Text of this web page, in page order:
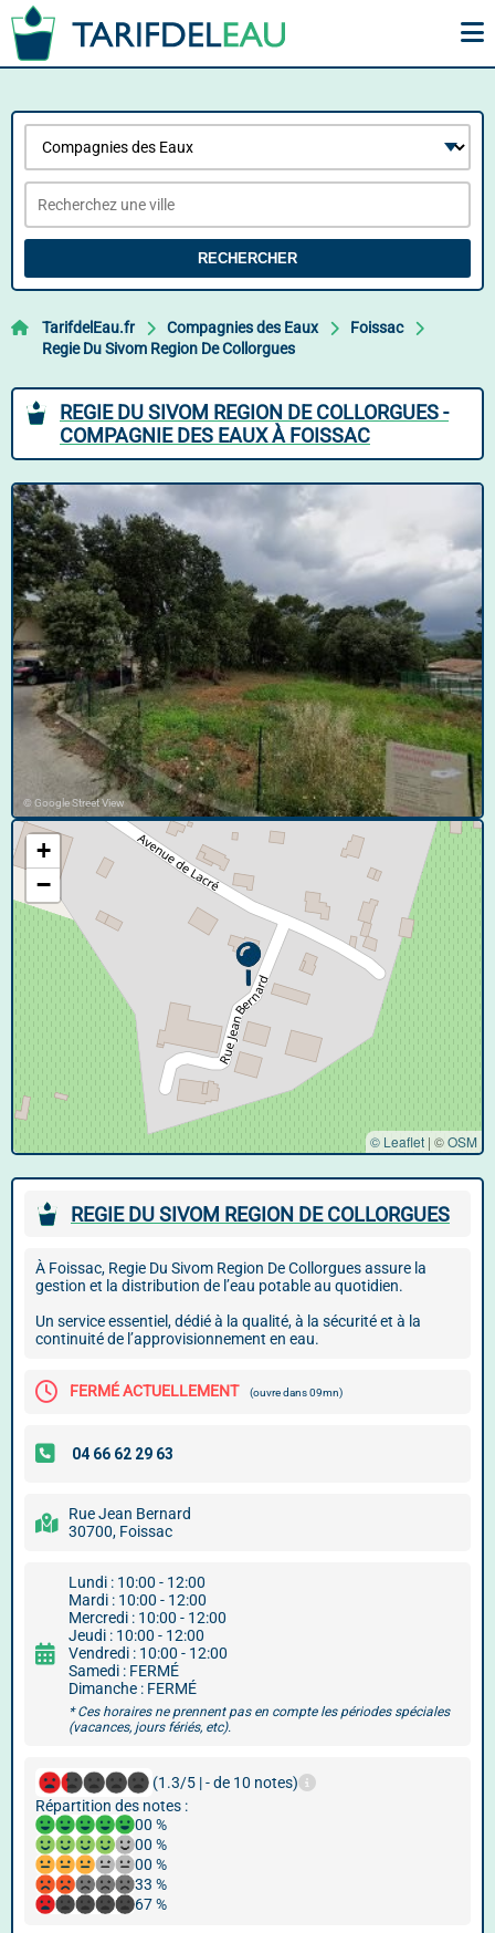
RECHERCHER
TarifdelEau.fr Compagnies des Eaux
Foissac
Regie Du Sivom Region De Collorgues
REGIE DU SIVOM REGION DE COLLORGUES -
COMPAGNIE DES EAUX À FOISSAC
© Google Street View
+
−
© Leaflet | ©OSM
REGIE DU SIVOM REGION DE COLLORGUES
À Foissac, Regie Du Sivom Region De Collorgues assure la
gestion et la distribution de l’eau potable au quotidien.
Un service essentiel, dédié à la qualité, à la sécurité et à la
continuité de l’approvisionnement en eau.
FERMÉ ACTUELLEMENT (ouvre dans 09mn)
Rue Jean Bernard
30700, Foissac
Lundi : 10:00 - 12:00
Mardi : 10:00 - 12:00
Mercredi : 10:00 - 12:00
Jeudi : 10:00 - 12:00
Vendredi : 10:00 - 12:00
Samedi : FERMÉ
Dimanche : FERMÉ
* Ces horaires ne prennent pas en compte les périodes spéciales
(vacances, jours fériés, etc).
(1.3/5 | - de 10 notes)
Répartition des notes :
00 %
00 %
00 %
33 %
67 %